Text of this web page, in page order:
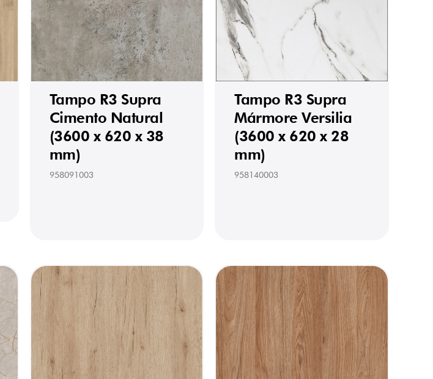
Tampo R3 Supra
Cimento Natural
(3600 x 620 x 38
mm)
958091003
Tampo R3 Supra
Mármore Versilia
(3600 x 620 x 28
mm)
958140003